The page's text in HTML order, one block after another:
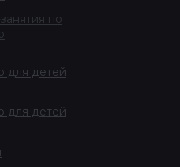
для детей
для детей
по